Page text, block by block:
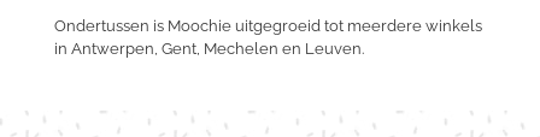
Ondertussen is Moochie uitgegroeid tot meerdere winkels
in Antwerpen, Gent, Mechelen en Leuven.